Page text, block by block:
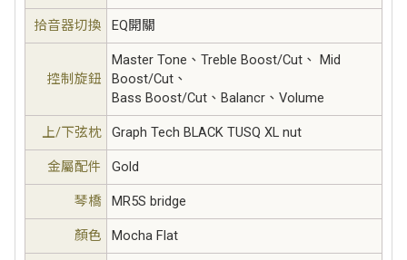
拾音器切換 EQ開關
控制旋鈕
Master Tone、Treble Boost/Cut、 Mid
Boost/Cut、
Bass Boost/Cut、Balancr、Volume
上/下弦枕 Graph Tech BLACK TUSQ XL nut
金屬配件 Gold
琴橋 MR5S bridge
顏色 Mocha Flat